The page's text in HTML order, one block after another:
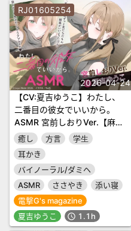
RJ01605254
2026-04-24
【CV:夏吉ゆうこ】わたし、
二番目の彼女でいいから。
ASMR 宮前しおりVer.【麻雀
ASMR/耳元めんたいこ/ふう
ふう耳かき/友だち添い寝】
癒し 方言
学生
耳かき
バイノーラル/ダミヘ
ASMR
ささやき
添い寝
電撃G's magazine
夏吉ゆうこ
schedule 1.1h